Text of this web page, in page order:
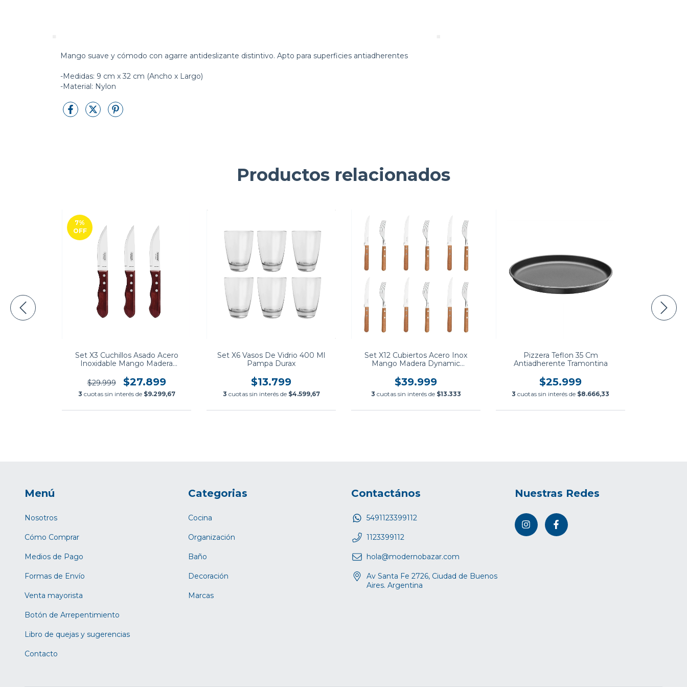
Mango suave y cómodo con agarre antideslizante distintivo. Apto para superficies antiadherentes
-Medidas: 9 cm x 32 cm (Ancho x Largo)
-Material: Nylon
Productos relacionados
7%
OFF
Set X3 Cuchillos Asado Acero
Inoxidable Mango Madera
$29.999
$27.899
3 cuotas sin interés de $9.299,67
Set X6 Vasos De Vidrio 400 Ml
Pampa Durax
$13.799
3 cuotas sin interés de $4.599,67
Set X12 Cubiertos Acero Inox
Mango Madera Dynamic
$39.999
3 cuotas sin interés de $13.333
Pizzera Teflon 35 Cm
Antiadherente Tramontina
$25.999
3 cuotas sin interés de $8.666,33
Menú
Nosotros
Cómo Comprar
Medios de Pago
Formas de Envío
Venta mayorista
Botón de Arrepentimiento
Libro de quejas y sugerencias
Contacto
Categorias
Cocina
Organización
Baño
Decoración
Marcas
Contactános
5491123399112
1123399112
hola@modernobazar.com
Av Santa Fe 2726, Ciudad de Buenos
Aires. Argentina
Nuestras Redes